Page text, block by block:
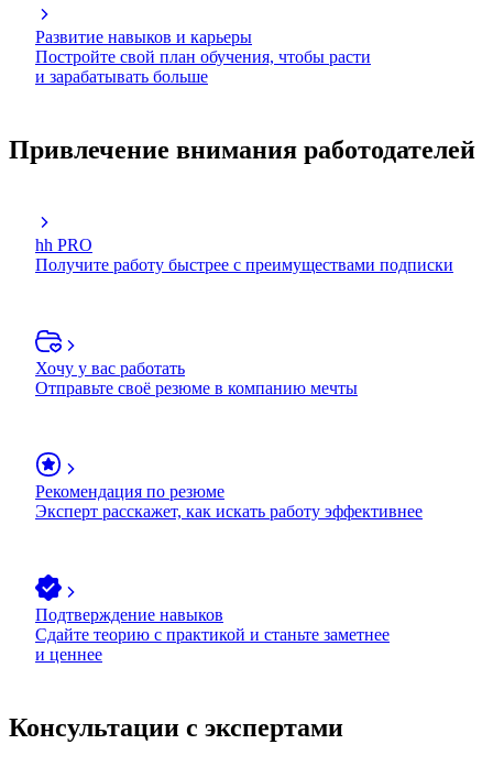
Развитие навыков и карьеры
Постройте свой план обучения, чтобы расти
и зарабатывать больше
Привлечение внимания работодателей
hh PRO
Получите работу быстрее с преимуществами подписки
Хочу у вас работать
Отправьте своё резюме в компанию мечты
Рекомендация по резюме
Эксперт расскажет, как искать работу эффективнее
Подтверждение навыков
Сдайте теорию с практикой и станьте заметнее
и ценнее
Консультации с экспертами